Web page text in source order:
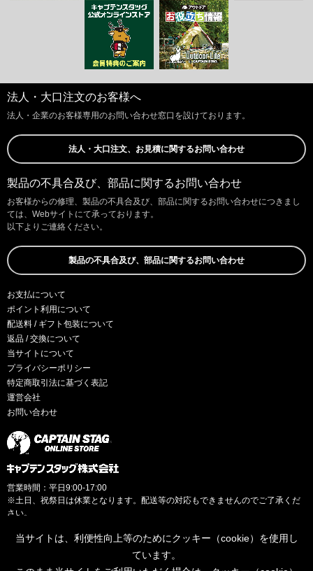
法人・大口注文のお客様へ
法人・企業のお客様専用のお問い合わせ窓口を設けております。
法人・大口注文、お見積に関するお問い合わせ
製品の不具合及び、部品に関するお問い合わせ
お客様からの修理、製品の不具合及び、部品に関するお問い合わせにつきまし
ては、Webサイトにて承っております。
以下よりご連絡ください。
製品の不具合及び、部品に関するお問い合わせ
お支払について
ポイント利用について
配送料 / ギフト包装について
返品 / 交換について
当サイトについて
プライバシーポリシー
特定商取引法に基づく表記
運営会社
お問い合わせ
営業時間：平日9:00-17:00
※土日、祝祭日は休業となります。配送等の対応もできませんのでご了承くだ
さい。
当サイトは、利便性向上等のためにクッキー（cookie）を使用し
ています。